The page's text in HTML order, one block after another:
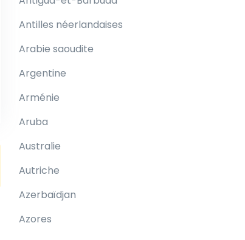
Antilles néerlandaises
Arabie saoudite
Argentine
Arménie
Aruba
Australie
Autriche
Azerbaïdjan
Azores